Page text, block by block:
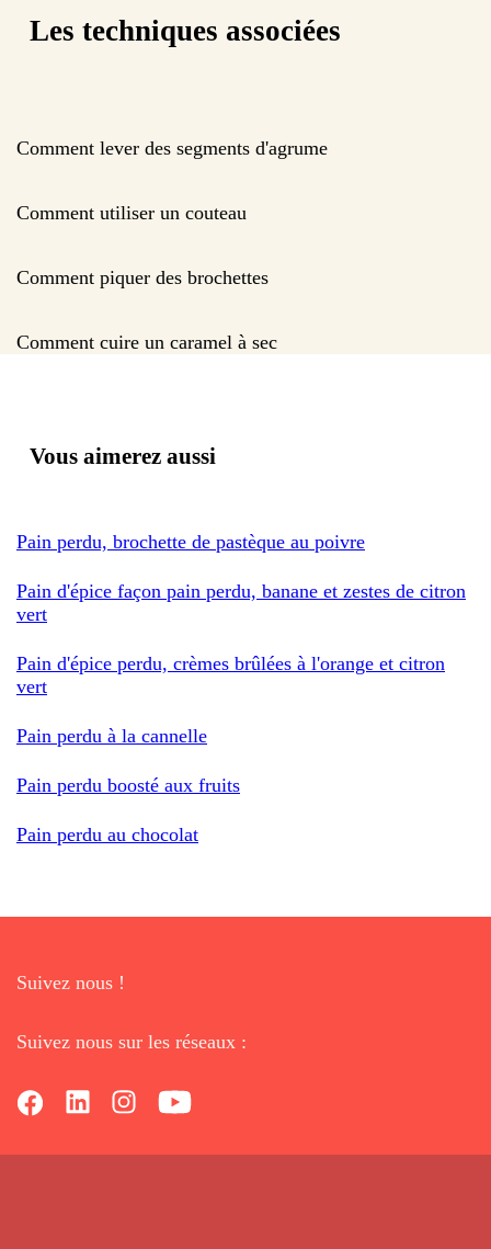
Les techniques associées
Comment lever des segments d'agrume
Comment utiliser un couteau
Comment piquer des brochettes
Comment cuire un caramel à sec
Vous aimerez aussi
Pain perdu, brochette de pastèque au poivre
Pain d'épice façon pain perdu, banane et zestes de citron
vert
Pain d'épice perdu, crèmes brûlées à l'orange et citron
vert
Pain perdu à la cannelle
Pain perdu boosté aux fruits
Pain perdu au chocolat
Suivez nous !
Suivez nous sur les réseaux :